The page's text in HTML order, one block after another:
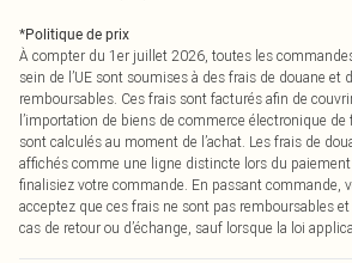
*Politique de prix
À compter du 1er juillet 2026, toutes les
sein de l’UE sont soumises à des frais de douane et
remboursables. Ces frais sont facturés afin de
l’importation de biens de commerce électronique de
sont calculés au moment de l’achat. Les frais de
affichés comme une ligne distincte lors du
finalisiez votre commande. En passant commande,
acceptez que ces frais ne sont pas remboursables
cas de retour ou d’échange, sauf lorsque la loi